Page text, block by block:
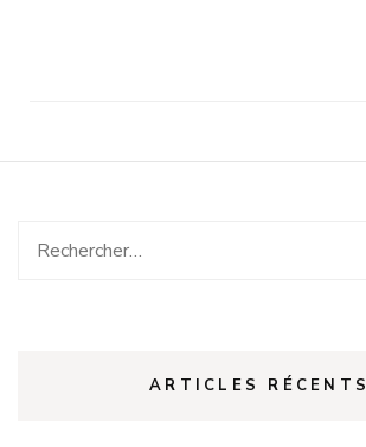
Rechercher :
ARTICLES RÉCENTS